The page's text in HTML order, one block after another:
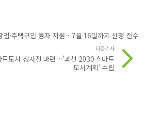
업·주택구입 융자 지원…7월 16일까지 신청 접수
다음기사
트도시 청사진 마련…'과천 2030 스마트
도시계획' 수립